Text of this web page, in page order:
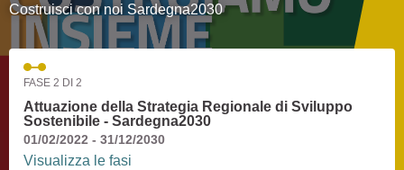
Costruisci con noi Sardegna2030
FASE 2 DI 2
Attuazione della Strategia Regionale di Sviluppo
Sostenibile - Sardegna2030
01/02/2022 - 31/12/2030
Visualizza le fasi